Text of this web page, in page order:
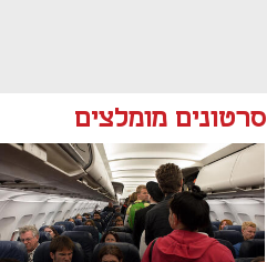
סרטונים מומלצים